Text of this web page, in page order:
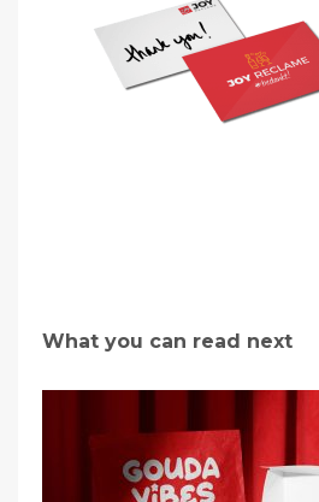
What you can read next